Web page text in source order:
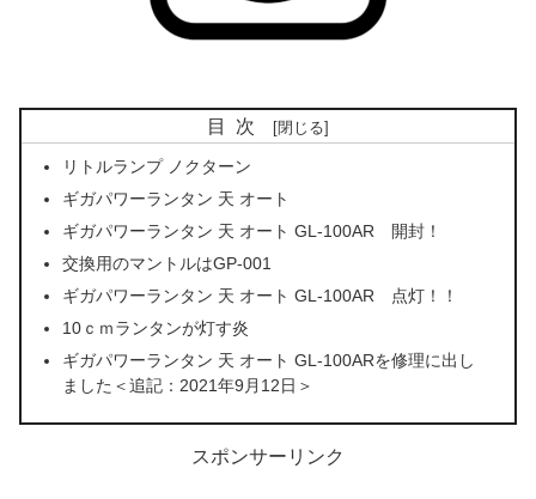
目次
リトルランプ ノクターン
ギガパワーランタン 天 オート
ギガパワーランタン 天 オート GL-100AR 開封！
交換用のマントルはGP-001
ギガパワーランタン 天 オート GL-100AR 点灯！！
10ｃｍランタンが灯す炎
ギガパワーランタン 天 オート GL-100ARを修理に出し
ました＜追記：2021年9月12日＞
スポンサーリンク